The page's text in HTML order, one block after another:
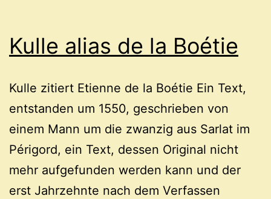
Kulle alias de la Boétie
Kulle zitiert Etienne de la Boétie Ein Text,
entstanden um 1550, geschrieben von
einem Mann um die zwanzig aus Sarlat im
Périgord, ein Text, dessen Original nicht
mehr aufgefunden werden kann und der
erst Jahrzehnte nach dem Verfassen